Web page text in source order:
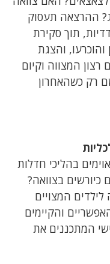
ההרצאה תעסוק
תוך סקירת
והוכרעו, והצגת
רצון המצווה וקיום
רק כשהאחרון
בהליכי חדלות
כיורשים בצוואה?
המצויים
והקיימים
המתכננים את